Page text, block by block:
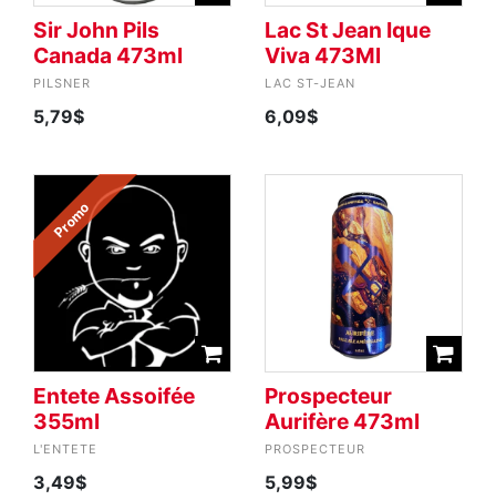
Sir John Pils
Canada 473ml
PILSNER
5,79$
Lac St Jean Ique
Viva 473Ml
LAC ST-JEAN
6,09$
Promo
Entete Assoifée
355ml
L'ENTETE
3,49$
Prospecteur
Aurifère 473ml
PROSPECTEUR
5,99$